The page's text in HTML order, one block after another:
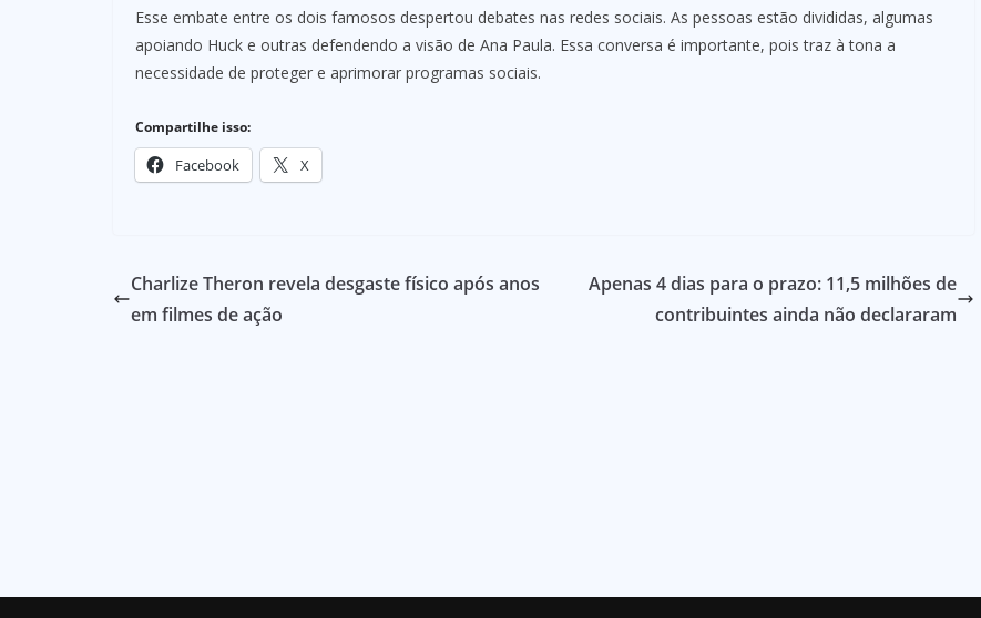
Esse embate entre os dois famosos despertou debates nas redes sociais. As pessoas estão divididas, algumas
apoiando Huck e outras defendendo a visão de Ana Paula. Essa conversa é importante, pois traz à tona a
necessidade de proteger e aprimorar programas sociais.
Compartilhe isso:
Facebook X
Charlize Theron revela desgaste físico após anos
em filmes de ação
Apenas 4 dias para o prazo: 11,5 milhões de
contribuintes ainda não declararam